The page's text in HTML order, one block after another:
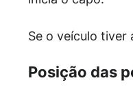
Se o veículo tiver
Posição das